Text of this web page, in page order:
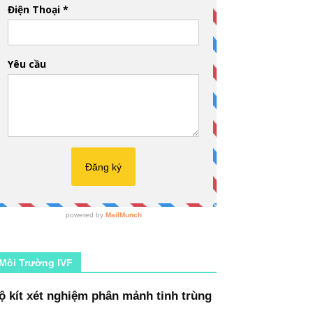
Trường IVF
kít xét nghiệm phân mảnh tinh trùng